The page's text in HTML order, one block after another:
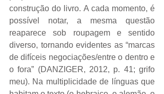
construção do livro. A cada momento, é
possível notar, a mesma questão
reaparece sob roupagem e sentido
diverso, tornando evidentes as “marcas
de difíceis negociações/entre o dentro e
o fora” (DANZIGER, 2012, p. 41; grifo
meu). Na multiplicidade de línguas que